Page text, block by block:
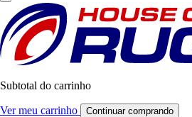
Subtotal do carrinho
Ver meu carrinho Continuar comprando